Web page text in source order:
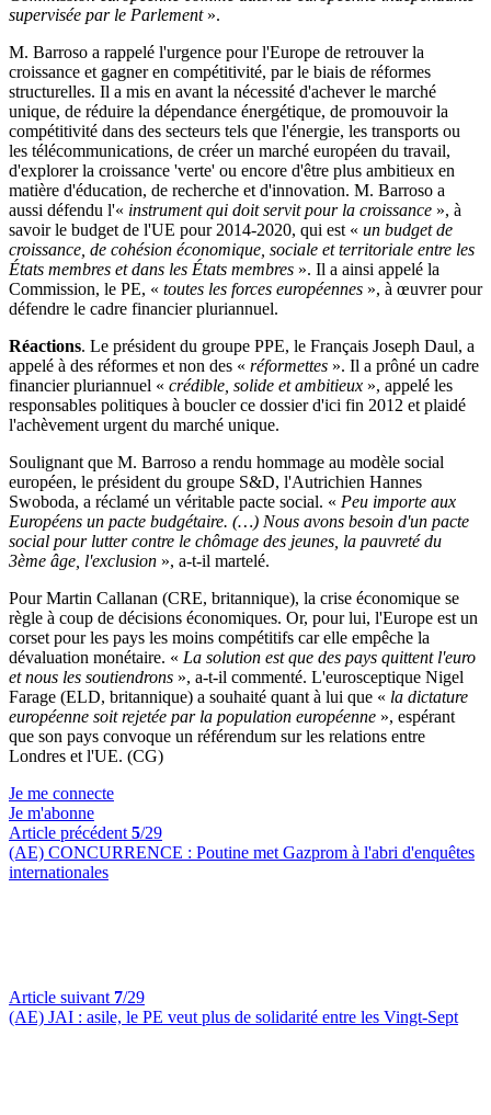
supervisée par le Parlement».
M. Barroso a rappelé l'urgence pour l'Europe de retrouver la
croissance et gagner en compétitivité, par le biais de réformes
structurelles. Il a mis en avant la nécessité d'achever le marché
unique, de réduire la dépendance énergétique, de promouvoir la
compétitivité dans des secteurs tels que l'énergie, les transports ou
les télécommunications, de créer un marché européen du travail,
d'explorer la croissance 'verte' ou encore d'être plus ambitieux en
matière d'éducation, de recherche et d'innovation. M. Barroso a
aussi défendu l'« instrument qui doit servit pour la croissance », à
savoir le budget de l'UE pour 2014-2020, qui est « un budget de
croissance, de cohésion économique, sociale et territoriale entre les
États membres et dans les États membres ». Il a ainsi appelé la
Commission, le PE, « toutes les forces européennes », à œuvrer pour
défendre le cadre financier pluriannuel.
Réactions. Le président du groupe PPE, le Français Joseph Daul, a
appelé à des réformes et non des « réformettes ». Il a prôné un cadre
financier pluriannuel « crédible, solide et ambitieux », appelé les
responsables politiques à boucler ce dossier d'ici fin 2012 et plaidé
l'achèvement urgent du marché unique.
Soulignant que M. Barroso a rendu hommage au modèle social
européen, le président du groupe S&D, l'Autrichien Hannes
Swoboda, a réclamé un véritable pacte social. « Peu importe aux
Européens un pacte budgétaire. (…) Nous avons besoin d'un pacte
social pour lutter contre le chômage des jeunes, la pauvreté du
3ème âge, l'exclusion », a-t-il martelé.
Pour Martin Callanan (CRE, britannique), la crise économique se
règle à coup de décisions économiques. Or, pour lui, l'Europe est un
corset pour les pays les moins compétitifs car elle empêche la
dévaluation monétaire. « La solution est que des pays quittent l'euro
et nous les soutiendrons », a-t-il commenté. L'eurosceptique Nigel
Farage (ELD, britannique) a souhaité quant à lui que « la dictature
européenne soit rejetée par la population européenne », espérant
que son pays convoque un référendum sur les relations entre
Londres et l'UE. (CG)
Je me connecte
Je m'abonne
Article précédent 5/29
(AE) CONCURRENCE : Poutine met Gazprom à l'abri d'enquêtes
internationales
Article suivant 7/29
(AE) JAI : asile, le PE veut plus de solidarité entre les Vingt-Sept